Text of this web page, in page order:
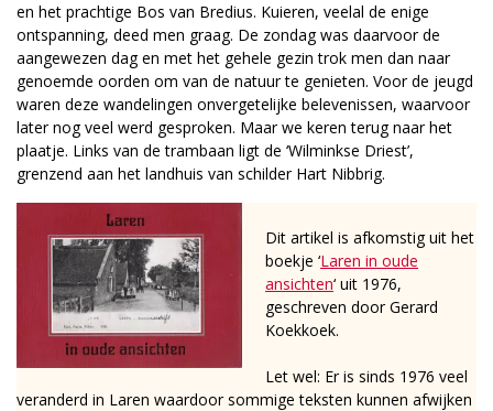
en het prachtige Bos van Bredius. Kuieren, veelal de enige
ontspanning, deed men graag. De zondag was daarvoor de
aangewezen dag en met het gehele gezin trok men dan naar
genoemde oorden om van de natuur te genieten. Voor de jeugd
waren deze wandelingen onvergetelijke belevenissen, waarvoor
later nog veel werd gesproken. Maar we keren terug naar het
plaatje. Links van de trambaan ligt de ‘Wilminkse Driest’,
grenzend aan het landhuis van schilder Hart Nibbrig.
Dit artikel is afkomstig uit het
boekje ‘Laren in oude
ansichten‘ uit 1976,
geschreven door Gerard
Koekkoek.
Let wel: Er is sinds 1976 veel
veranderd in Laren waardoor sommige teksten kunnen afwijken